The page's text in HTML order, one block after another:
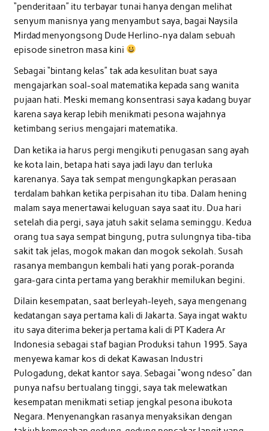
“penderitaan” itu terbayar tunai hanya dengan melihat
senyum manisnya yang menyambut saya, bagai Naysila
Mirdad menyongsong Dude Herlino-nya dalam sebuah
episode sinetron masa kini
Sebagai “bintang kelas” tak ada kesulitan buat saya
mengajarkan soal-soal matematika kepada sang wanita
pujaan hati. Meski memang konsentrasi saya kadang buyar
karena saya kerap lebih menikmati pesona wajahnya
ketimbang serius mengajari matematika.
Dan ketika ia harus pergi mengikuti penugasan sang ayah
ke kota lain, betapa hati saya jadi layu dan terluka
karenanya. Saya tak sempat mengungkapkan perasaan
terdalam bahkan ketika perpisahan itu tiba. Dalam hening
malam saya menertawai keluguan saya saat itu. Dua hari
setelah dia pergi, saya jatuh sakit selama seminggu. Kedua
orang tua saya sempat bingung, putra sulungnya tiba-tiba
sakit tak jelas, mogok makan dan mogok sekolah. Susah
rasanya membangun kembali hati yang porak-poranda
gara-gara cinta pertama yang berakhir memilukan begini.
Dilain kesempatan, saat berleyah-leyeh, saya mengenang
kedatangan saya pertama kali di Jakarta. Saya ingat waktu
itu saya diterima bekerja pertama kali di PT Kadera Ar
Indonesia sebagai staf bagian Produksi tahun 1995. Saya
menyewa kamar kos di dekat Kawasan Industri
Pulogadung, dekat kantor saya. Sebagai “wong ndeso” dan
punya nafsu bertualang tinggi, saya tak melewatkan
kesempatan menikmati setiap jengkal pesona ibukota
Negara. Menyenangkan rasanya menyaksikan dengan